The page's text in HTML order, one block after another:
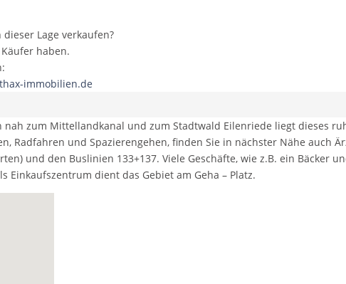
Lage verkaufen?
haben.
immobilien.de
nah zum Mittellandkanal und zum Stadtwald Eilenriede liegt dieses
Radfahren und Spazierengehen, finden Sie in nächster Nähe auch
und den Buslinien 133+137. Viele Geschäfte, wie z.B. ein Bäcker
Einkaufszentrum dient das Gebiet am Geha – Platz.